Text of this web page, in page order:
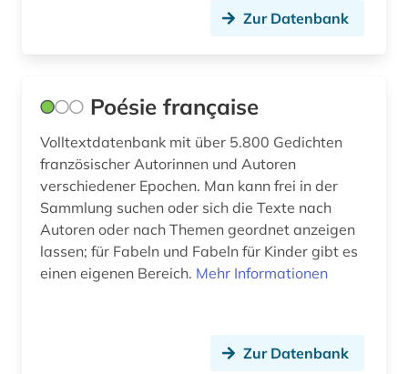
Zur Datenbank
Poésie française
Volltextdatenbank mit über 5.800 Gedichten
französischer Autorinnen und Autoren
verschiedener Epochen. Man kann frei in der
Sammlung suchen oder sich die Texte nach
Autoren oder nach Themen geordnet anzeigen
lassen; für Fabeln und Fabeln für Kinder gibt es
einen eigenen Bereich. Mehr Informationen
Zur Datenbank